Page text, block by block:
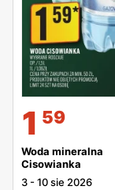
1 59
Woda mineralna
Cisowianka
3 -10 sie 2026